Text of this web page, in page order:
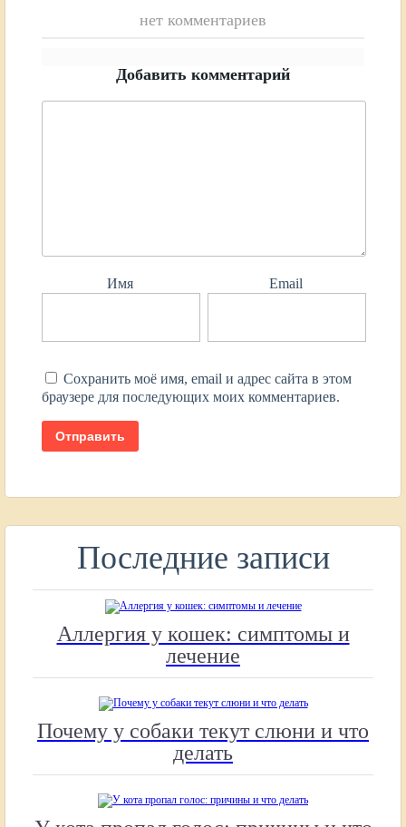
нет комментариев
Добавить комментарий
Имя Email
Сохранить моё имя, email и адрес сайта в этом
браузере для последующих моих комментариев.
Последние записи
Аллергия у кошек: симптомы и
лечение
Почему у собаки текут слюни и что
делать